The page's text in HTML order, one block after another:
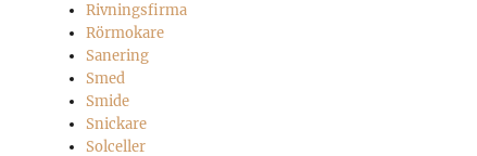
Rivningsfirma
Rörmokare
Sanering
Smed
Smide
Snickare
Solceller